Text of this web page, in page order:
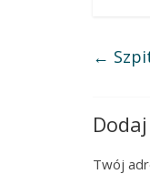
←
Twój